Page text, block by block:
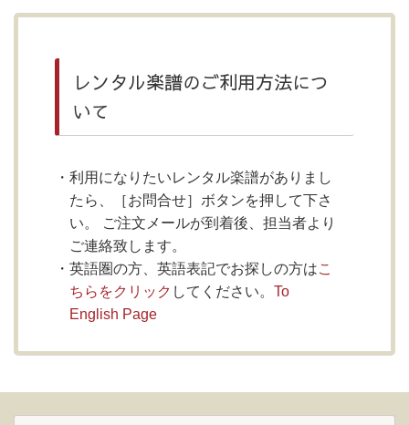
レンタル楽譜のご利用方法につ
いて
利用になりたいレンタル楽譜がありまし
たら、［お問合せ］ボタンを押して下さ
い。 ご注文メールが到着後、担当者より
ご連絡致します。
英語圏の方、英語表記でお探しの方はこ
ちらをクリック してください。 To
English Page